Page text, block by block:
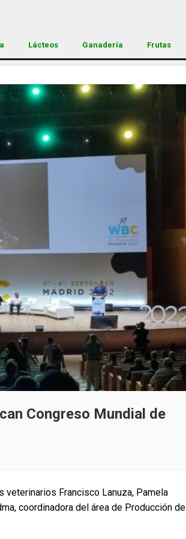
Lácteos Ganadería Frutas
Congreso Mundial de
Francisco Lanuza, Pamela
coordinadora del área de Producción de